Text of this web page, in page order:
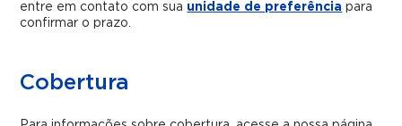
entre em contato com sua unidade de preferência para
confirmar o prazo.
Cobertura